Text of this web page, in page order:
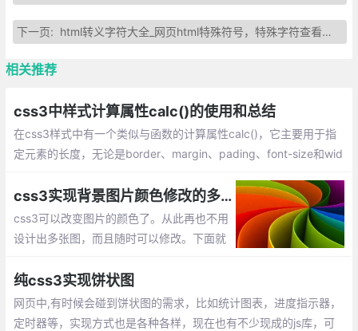
下一页: html转义字符大全_网页html特殊符号，特殊字符查看对照表（整理）
相关推荐
css3中样式计算属性calc()的使用和总结
在css3样式中有一个类似与函数的计算属性calc()，它主要用于指
定元素的长度，无论是border、margin、pading、font-size和wid
css3实现背景图片颜色修改的多种方式
css3可以改变图片的颜色了。从此再也不用
设计出多张图，而且随时可以修改。下面就
的颜色效果的。
纯css3实现饼状图
网页中,有时候会碰到饼状图的需求，比如统计图表，进度指示器，
定时器等，实现方式也是各种各样，现在也有不少现成的js库，可